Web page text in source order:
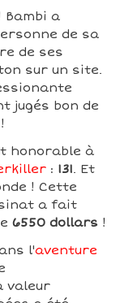
Bambi a
de sa
de ses
sur un site.
jugés bon de
!
honorable à
: 131. Et
! Cette
a fait
6550 dollars !
l'aventure
valeur